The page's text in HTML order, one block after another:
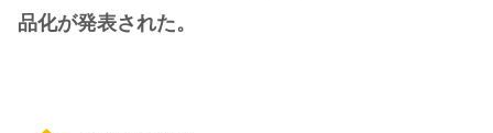
品化が発表された。